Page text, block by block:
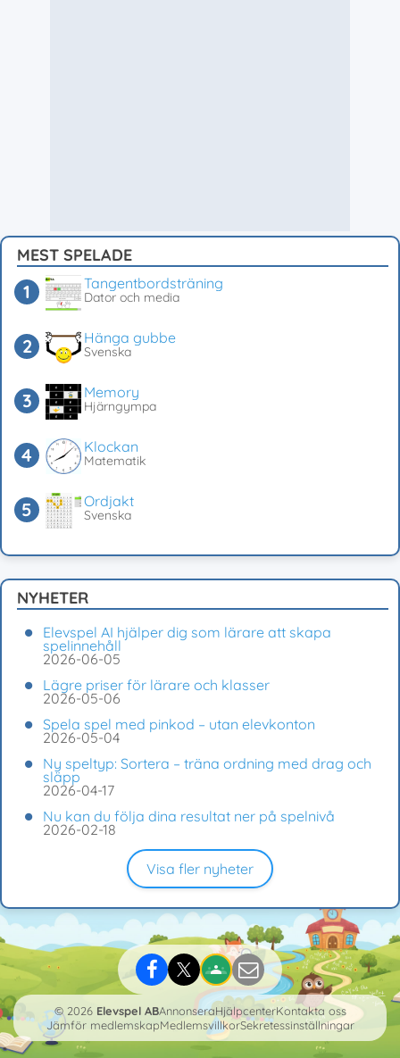
MEST SPELADE
Tangentbordsträning
Dator och media
Hänga gubbe
Svenska
Memory
Hjärngympa
Klockan
Matematik
Ordjakt
Svenska
NYHETER
Elevspel AI hjälper dig som lärare att skapa
spelinnehåll
2026-06-05
Lägre priser för lärare och klasser
2026-05-06
Spela spel med pinkod – utan elevkonton
2026-05-04
Ny speltyp: Sortera – träna ordning med drag och
släpp
2026-04-17
Nu kan du följa dina resultat ner på spelnivå
2026-02-18
Visa fler nyheter
© 2026 Elevspel ABAnnonseraHjälpcenterKontakta oss
Jämför medlemskapMedlemsvillkorSekretessinställningar